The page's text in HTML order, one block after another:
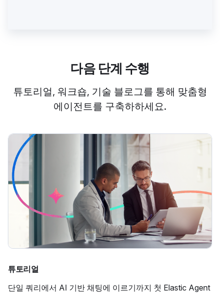
다음 단계 수행
튜토리얼, 워크숍, 기술 블로그를 통해 맞춤형
에이전트를 구축하하세요.
튜토리얼
단일 쿼리에서 AI 기반 채팅에 이르기까지 첫 Elastic Agent